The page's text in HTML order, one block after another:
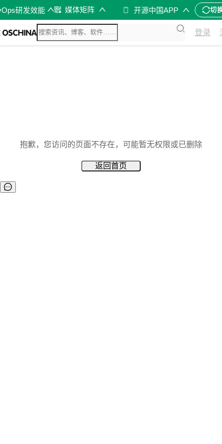
研发效能 媒体矩阵 开源中国APP 切
登录
抱歉，您访问的页面不存在，可能暂无权限或已删除
返回首页